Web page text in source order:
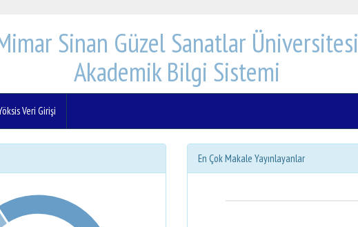
Sinan Güzel Sanatlar Üniversitesi
Akademik Bilgi Sistemi
Veri Girişi
En Çok Makale Yayınlayanlar